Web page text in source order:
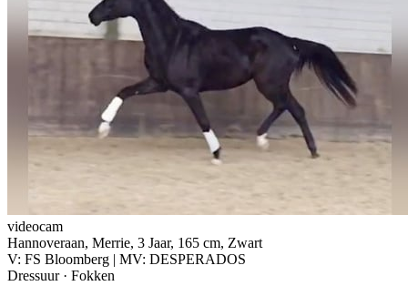
videocam
Hannoveraan, Merrie, 3 Jaar, 165 cm, Zwart
V: FS Bloomberg | MV: DESPERADOS
Dressuur · Fokken